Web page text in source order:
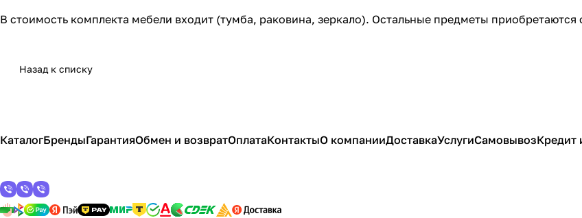
В стоимость комплекта мебели входит (тумба, раковина, зеркало). Остальные предметы приобретаются
Назад к списку
КаталогБрендыГарантияОбмен и возвратОплатаКонтактыО компанииДоставкаУслугиСамовывозКредит